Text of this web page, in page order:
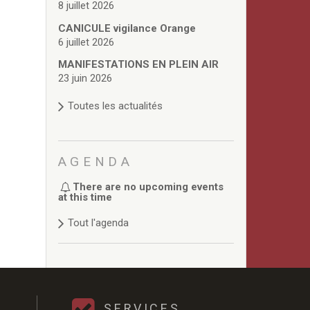
8 juillet 2026
CANICULE vigilance Orange
6 juillet 2026
MANIFESTATIONS EN PLEIN AIR
23 juin 2026
Toutes les actualités
AGENDA
There are no upcoming events
at this time
Tout l'agenda